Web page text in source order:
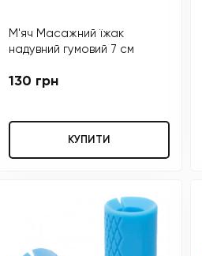
М'яч Масажний їжак
надувний гумовий 7 см
130 грн
КУПИТИ